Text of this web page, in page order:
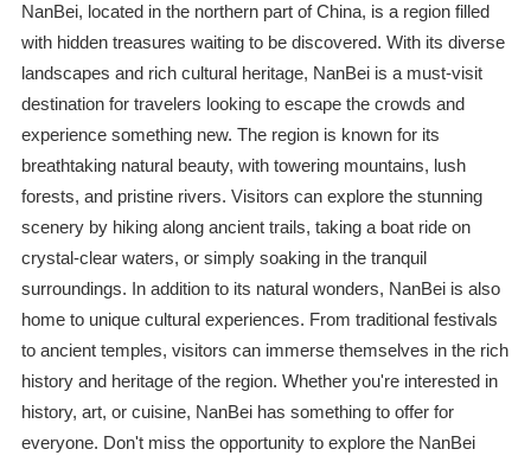
NanBei, located in the northern part of China, is a region filled
with hidden treasures waiting to be discovered. With its diverse
landscapes and rich cultural heritage, NanBei is a must-visit
destination for travelers looking to escape the crowds and
experience something new. The region is known for its
breathtaking natural beauty, with towering mountains, lush
forests, and pristine rivers. Visitors can explore the stunning
scenery by hiking along ancient trails, taking a boat ride on
crystal-clear waters, or simply soaking in the tranquil
surroundings. In addition to its natural wonders, NanBei is also
home to unique cultural experiences. From traditional festivals
to ancient temples, visitors can immerse themselves in the rich
history and heritage of the region. Whether you're interested in
history, art, or cuisine, NanBei has something to offer for
everyone. Don't miss the opportunity to explore the NanBei